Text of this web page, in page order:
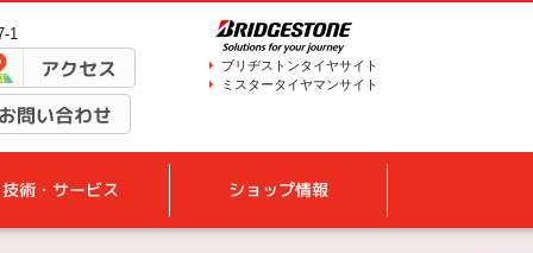
1
アクセス
問い合わせ
ブリヂストンタイヤサイト
ミスタータイヤマンサイト
技術・サービス ショップ情報